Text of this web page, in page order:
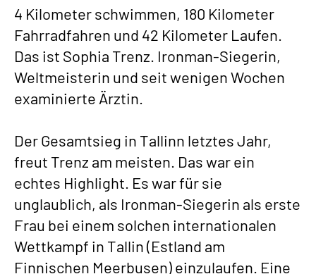
4 Kilometer schwimmen, 180 Kilometer
Fahrradfahren und 42 Kilometer Laufen.
Das ist Sophia Trenz. Ironman-Siegerin,
Weltmeisterin und seit wenigen Wochen
examinierte Ärztin.
Der Gesamtsieg in Tallinn letztes Jahr,
freut Trenz am meisten. Das war ein
echtes Highlight. Es war für sie
unglaublich, als Ironman-Siegerin als erste
Frau bei einem solchen internationalen
Wettkampf in Tallin (Estland am
Finnischen Meerbusen) einzulaufen. Eine